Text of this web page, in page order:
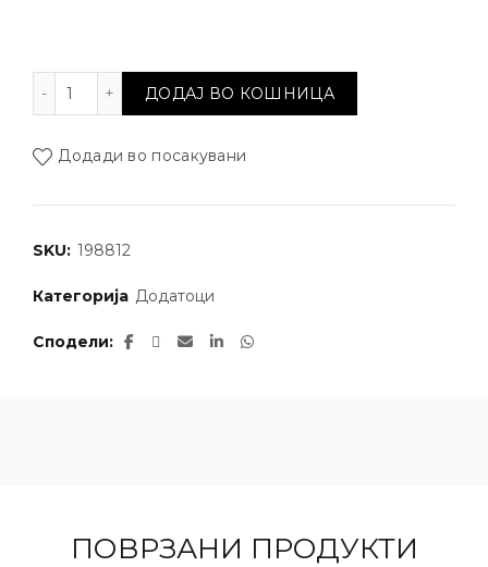
Напиток од цикорија и борови ореви количина
ДОДАЈ ВО КОШНИЦА
Додади во посакувани
SKU: 198812
Категорија Додатоци
Сподели
ПОВРЗАНИ ПРОДУКТИ